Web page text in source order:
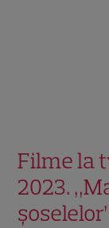
Filme la
2023.